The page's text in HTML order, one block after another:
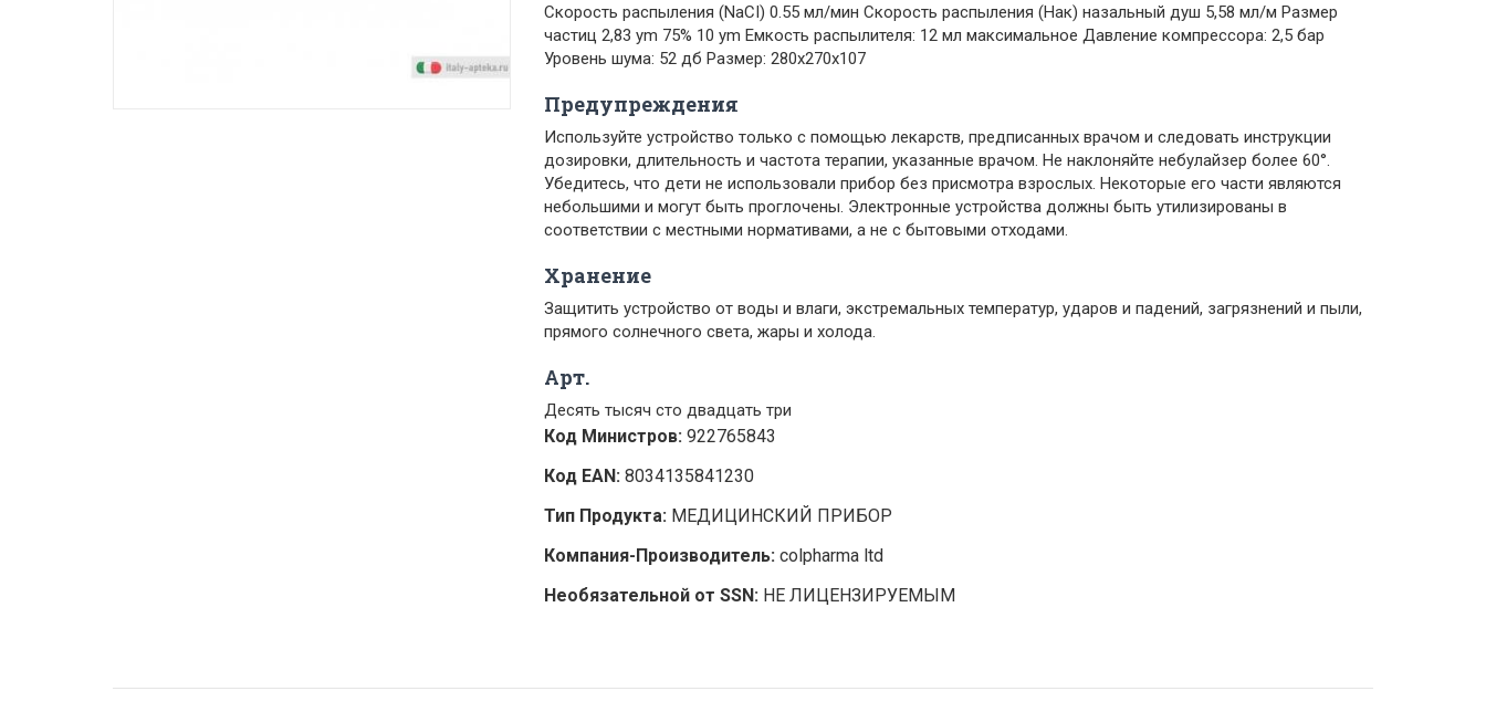
Скорость распыления (NaCI) 0.55 мл/мин Скорость распыления (Нак) назальный душ 5,58 мл/м Размер
частиц 2,83 ym 75% 10 ym Емкость распылителя: 12 мл максимальное Давление компрессора: 2,5 бар
Уровень шума: 52 дб Размер: 280x270x107
Предупреждения
Используйте устройство только с помощью лекарств, предписанных врачом и следовать инструкции
дозировки, длительность и частота терапии, указанные врачом. Не наклоняйте небулайзер более 60°.
Убедитесь, что дети не использовали прибор без присмотра взрослых. Некоторые его части являются
небольшими и могут быть проглочены. Электронные устройства должны быть утилизированы в
соответствии с местными нормативами, а не с бытовыми отходами.
Хранение
Защитить устройство от воды и влаги, экстремальных температур, ударов и падений, загрязнений и пыли,
прямого солнечного света, жары и холода.
Арт.
Десять тысяч сто двадцать три
Код Министров: 922765843
Код EAN: 8034135841230
Тип Продукта: МЕДИЦИНСКИЙ ПРИБОР
Компания-Производитель: colpharma ltd
Необязательной от SSN: НЕ ЛИЦЕНЗИРУЕМЫМ